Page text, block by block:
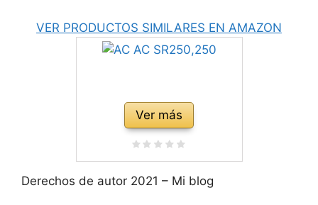
VER PRODUCTOS SIMILARES EN AMAZON
Ver más
Derechos de autor 2021 – Mi blog